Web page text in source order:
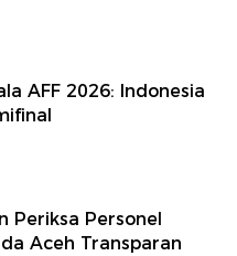
AFF 2026: Indonesia
Periksa Personel
Aceh Transparan